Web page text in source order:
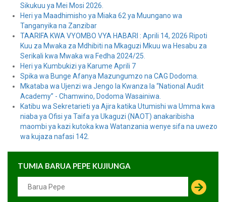
Sikukuu ya Mei Mosi 2026.
Heri ya Maadhimisho ya Miaka 62 ya Muungano wa
Tanganyika na Zanzibar
TAARIFA KWA VYOMBO VYA HABARI : Aprili 14, 2026 Ripoti
Kuu za Mwaka za Mdhibiti na Mkaguzi Mkuu wa Hesabu za
Serikali kwa Mwaka wa Fedha 2024/25.
Heri ya Kumbukizi ya Karume Aprili 7
Spika wa Bunge Afanya Mazungumzo na CAG Dodoma.
Mkataba wa Ujenzi wa Jengo la Kwanza la “National Audit
Academy” - Chamwino, Dodoma Wasainiwa.
Katibu wa Sekretarieti ya Ajira katika Utumishi wa Umma kwa
niaba ya Ofisi ya Taifa ya Ukaguzi (NAOT) anakaribisha
maombi ya kazi kutoka kwa Watanzania wenye sifa na uwezo
wa kujaza nafasi 142.
TUMIA BARUA PEPE KUJIUNGA